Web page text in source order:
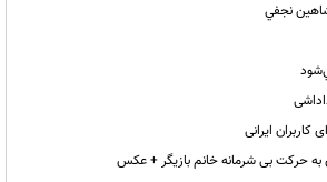
نجفي
حرکت بی شرمانه خانم بازیگر + عکس